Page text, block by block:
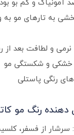
آمونیاک و کم‌ بو
و لطافت بعد از
خشکی و شکستگی مو
رنگی پاستلی
رنگ مو